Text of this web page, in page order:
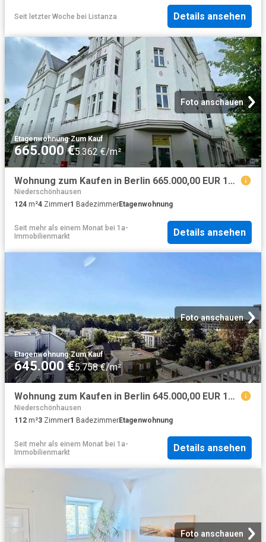
Seit letzter Woche bei Listanza Details ansehen
Foto anschauen
Etagenwohnung·Zum Kauf
665.000 €5.362 €/m²
Wohnung zum Kaufen in Berlin 665.000,00 EUR 124.09 m²
Niederschönhausen
124 m²4 Zimmer1 BadezimmerEtagenwohnung
Seit mehr als einem Monat bei 1a-
Immobilienmarkt
Details ansehen
Foto anschauen
Etagenwohnung·Zum Kauf
645.000 €5.758 €/m²
Wohnung zum Kaufen in Berlin 645.000,00 EUR 112.62 m²
Niederschönhausen
112 m²3 Zimmer1 BadezimmerEtagenwohnung
Seit mehr als einem Monat bei 1a-
Immobilienmarkt
Details ansehen
Foto anschauen